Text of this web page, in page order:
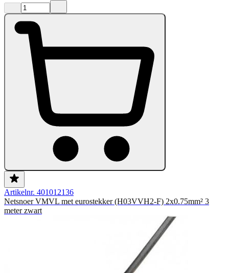
Artikelnr. 401012136
Netsnoer VMVL met eurostekker (H03VVH2-F) 2x0.75mm² 3
meter zwart